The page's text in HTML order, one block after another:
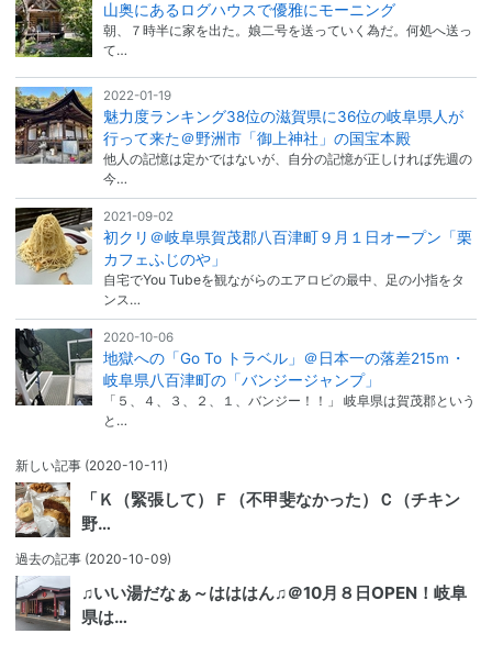
山奥にあるログハウスで優雅にモーニング
朝、７時半に家を出た。娘二号を送っていく為だ。何処へ送っ
て…
2022-01-19
魅力度ランキング38位の滋賀県に36位の岐阜県人が
行って来た＠野洲市「御上神社」の国宝本殿
他人の記憶は定かではないが、自分の記憶が正しければ先週の
今…
2021-09-02
初クリ＠岐阜県賀茂郡八百津町９月１日オープン「栗
カフェふじのや」
自宅でYou Tubeを観ながらのエアロビの最中、足の小指をタ
ンス…
2020-10-06
地獄への「Go To トラベル」＠日本一の落差215ｍ・
岐阜県八百津町の「バンジージャンプ」
「５、４、３、２、１、バンジー！！」 岐阜県は賀茂郡という
と…
新しい記事 (2020-10-11)
「Ｋ（緊張して）Ｆ（不甲斐なかった）Ｃ（チキン
野…
過去の記事 (2020-10-09)
♫いい湯だなぁ～はははん♫＠10月８日OPEN！岐阜
県は…